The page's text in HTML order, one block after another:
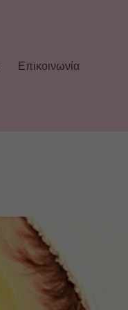
Επικοινωνία